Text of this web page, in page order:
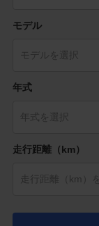
モデル
年式
走行距離（km）